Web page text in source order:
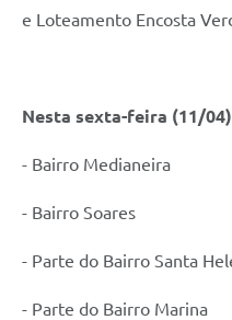
e Loteamento Encosta
Nesta sexta-feira (11/
- Bairro Medianeira
- Bairro Soares
- Parte do Bairro Santa
- Parte do Bairro Marina